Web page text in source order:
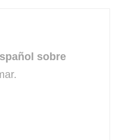
sobre